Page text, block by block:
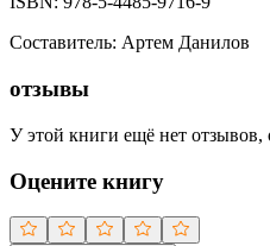
Составитель: Артем Данилов
отзывы
У этой книги ещё нет отзывов,
Оцените книгу